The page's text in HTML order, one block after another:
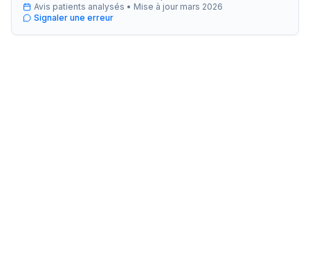
Avis patients analysés • Mise à jour mars 2026
Signaler une erreur